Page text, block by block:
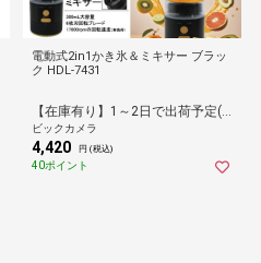
電動式2in1かき氷＆ミキサー ブラッ
ク HDL-7431
【在庫有り】1～2日で出荷予定(日付指定可)
ビックカメラ
4,420 円 (税込)
40ポイント